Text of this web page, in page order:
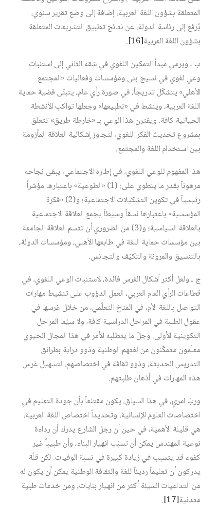
المتعلقة بشؤون اللغة العربية، إضافة إلى وضع تقرير سنوي،
يُرفع إلى رئاسة الدولة، عن نتائج تطبيق التشريعات المتعلقة
بشؤون اللغة العربية[16]
.
ب ـ ويرمي مبدأ التمكين اللغوي في شقه الثاني إلى استنبات
وعي لغوي في نسيج بنى ومؤسسات وفعاليات «المجتمع
الأهلي» يتشكّل تدريجاً، في صورة رأي عام، يتبنّى قضية حماية
اللغة العربية، وينشط في «تطبيعها» وجعلها تواكب الأنشطة
الحياتية كافة. ويقترن هذا الوعي بـ «خارطة طريق» تتعلق
بمشروع تحديث الفكر اللغوي، لتجاوز إشكالية العلاقة المأزومة
بين استخدام اللغة والمجتمع.
هذا المفهوم للوعي اللغوي، في إطاره الاجتماعي، يبقى نجاحه
مرهوناً بقدر ما ينطوي على: (1) «الطوعية» باعتبارها مؤشراً
رئيسياً في تكوين التشكيلات الاجتماعية؛ و(2) «فكرة
المؤسسية» باعتبارها نسقاً وسيطاً يجمع العلاقة الاجتماعية
بالعلاقة السياسية؛ و(3) من الضروري أن تتسم العلاقة الجامعة
بين مؤسسات حماية اللغة في طابعها الأهلي، ومؤسسات الدولة،
بالتنسيق والمرونة والتكيّف والتجانس.
ج ـ ولعل أكثر أشكال الغرس فائدة، لاستنبات الوعي اللغوي، في
قطاعات الرأي العام العربي، العمل الدؤوب على تنشيط مهارات
التواصل باللغة الأم، في المناخ التعلّمي، من خلال غرسها في
عقول الطلبة في المراحل الدراسية كافة، ولا سيّما المراحل
التكوينية الأولى. وجلّ ما يتطلبه الأمر في هذا المجال الحيوي
معلّمون متمكّنون من لغتهم الوطنية وذوو دراية بطرائق
التدريس الحديثة، وذوو ثقافة في اختصاصهم، لتسهيل غرس
هذه المهارات في أذهان طلبتهم.
وربّ امرئٍ، في هذا السياق، يكون مقتنعاً بأن جودة التعليم في
اختصاصات العلوم الإنسانية، وتحديداً اختصاص اللغة العربية،
هي قليلة الأهمية، في حين أن رجل الشارع يدرك أن رداءة
نوعية المهندس يمكن أن تسبّب انهيار البناء، وأن طبيباً غير
كفوء قد يتسبب في زيادة كبيرة في نسبة الوفيات. لكن قلّة
يدركون أن تعليماً رديئاً للغة والثقافة الوطنية يمكن أن يكون له
من التداعيات السيئة أكثر من انهيار بنايات، ومن خدمات طبية
متدنية[17]
.